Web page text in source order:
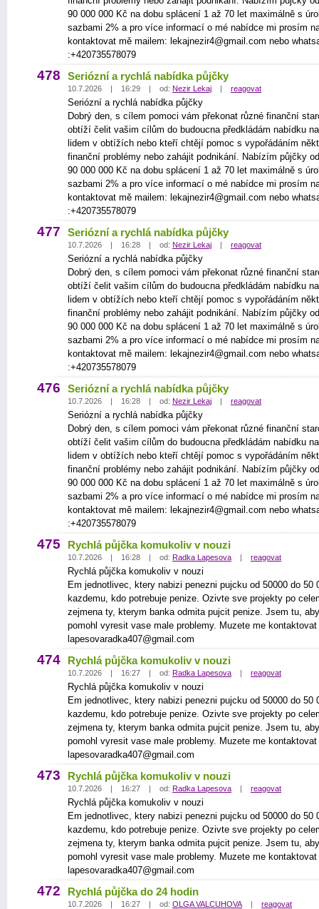
90 000 000 Kč na dobu splácení 1 až 70 let maximálně s
sazbami 2% a pro více informací o mé nabídce mi prosím
kontaktovat mě mailem: lekajnezir4@gmail.com nebo
:+420735578079
478 Seriózní a rychlá nabídka půjčky
10.7.2026 | 16:29 | od: Nezir Lekaj | reagovat
Seriózní a rychlá nabídka půjčky
Dobrý den, s cílem pomoci vám překonat různé finanční
obtíží čelit vašim cílům do budoucna předkládám nabídku
lidem v obtížích nebo kteří chtějí pomoc s vypořádáním
finanční problémy nebo zahájit podnikání. Nabízím půjčky
90 000 000 Kč na dobu splácení 1 až 70 let maximálně s
sazbami 2% a pro více informací o mé nabídce mi prosím
kontaktovat mě mailem: lekajnezir4@gmail.com nebo
:+420735578079
477 Seriózní a rychlá nabídka půjčky
10.7.2026 | 16:28 | od: Nezir Lekaj | reagovat
Seriózní a rychlá nabídka půjčky
Dobrý den, s cílem pomoci vám překonat různé finanční
obtíží čelit vašim cílům do budoucna předkládám nabídku
lidem v obtížích nebo kteří chtějí pomoc s vypořádáním
finanční problémy nebo zahájit podnikání. Nabízím půjčky
90 000 000 Kč na dobu splácení 1 až 70 let maximálně s
sazbami 2% a pro více informací o mé nabídce mi prosím
kontaktovat mě mailem: lekajnezir4@gmail.com nebo
:+420735578079
476 Seriózní a rychlá nabídka půjčky
10.7.2026 | 16:28 | od: Nezir Lekaj | reagovat
Seriózní a rychlá nabídka půjčky
Dobrý den, s cílem pomoci vám překonat různé finanční
obtíží čelit vašim cílům do budoucna předkládám nabídku
lidem v obtížích nebo kteří chtějí pomoc s vypořádáním
finanční problémy nebo zahájit podnikání. Nabízím půjčky
90 000 000 Kč na dobu splácení 1 až 70 let maximálně s
sazbami 2% a pro více informací o mé nabídce mi prosím
kontaktovat mě mailem: lekajnezir4@gmail.com nebo
:+420735578079
475 Rychlá půjčka komukoliv v nouzi
10.7.2026 | 16:28 | od: Radka Lapesova | reagovat
Rychlá půjčka komukoliv v nouzi
Em jednotlivec, ktery nabizi penezni pujcku od 50000 do 50
kazdemu, kdo potrebuje penize. Ozivte sve projekty po
zejmena ty, kterym banka odmita pujcit penize. Jsem tu,
pomohl vyresit vase male problemy. Muzete me
lapesovaradka407@gmail.com
474 Rychlá půjčka komukoliv v nouzi
10.7.2026 | 16:27 | od: Radka Lapesova | reagovat
Rychlá půjčka komukoliv v nouzi
Em jednotlivec, ktery nabizi penezni pujcku od 50000 do 50
kazdemu, kdo potrebuje penize. Ozivte sve projekty po
zejmena ty, kterym banka odmita pujcit penize. Jsem tu,
pomohl vyresit vase male problemy. Muzete me
lapesovaradka407@gmail.com
473 Rychlá půjčka komukoliv v nouzi
10.7.2026 | 16:27 | od: Radka Lapesova | reagovat
Rychlá půjčka komukoliv v nouzi
Em jednotlivec, ktery nabizi penezni pujcku od 50000 do 50
kazdemu, kdo potrebuje penize. Ozivte sve projekty po
zejmena ty, kterym banka odmita pujcit penize. Jsem tu,
pomohl vyresit vase male problemy. Muzete me
lapesovaradka407@gmail.com
472 Rychlá půjčka do 24 hodin
10.7.2026 | 16:27 | od: OLGA VALCUHOVA | reagovat